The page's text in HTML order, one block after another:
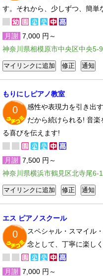
す。それから、少しずつ、簡単
月謝 7,000 円～
神奈川県相模原市中央区中央5-
もりにしピアノ教室
0
感性や表現力を引き出
だから続けられる! 音
る喜びを伝えます!
月謝 7,500 円～
神奈川県横浜市鶴見区北寺尾6-
エス ピアノスクール
0
スペシャル・スマイル
念として、丁寧に楽し
月謝 7,000 円～